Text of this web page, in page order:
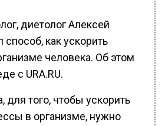
диетолог Алексей
способ, как ускорить
человека. Об этом
с URA.RU.
для того, чтобы ускорить
в организме, нужно